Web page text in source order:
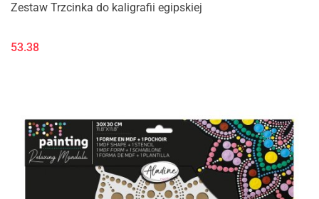
Zestaw Trzcinka do kaligrafii egipskiej
53.38